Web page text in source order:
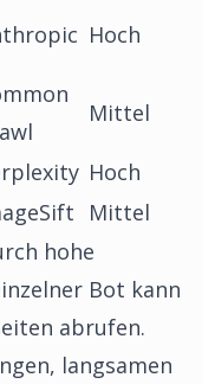
Hoch
Mittel
Hoch
Mittel
hohe
Bot kann
abrufen.
langsamen